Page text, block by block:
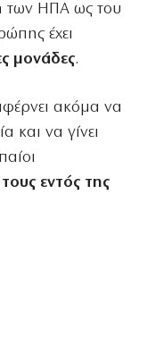
των ΗΠΑ ως του
έχει
μονάδες.
ακόμα να
και να γίνει
εντός της